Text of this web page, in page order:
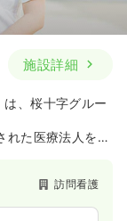
施設詳細
、桜十字グルー
た医療法人を中
満たす」を理念
を目指していま
訪問看護